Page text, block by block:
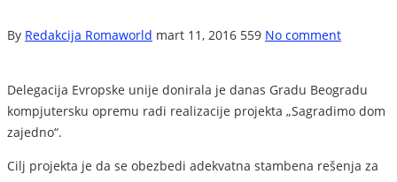
By Redakcija Romaworld mart 11, 2016 559 No comment
Delegacija Evropske unije donirala je danas Gradu Beogradu
kompjutersku opremu radi realizacije projekta „Sagradimo dom
zajedno“.
Cilj projekta je da se obezbedi adekvatna stambena rešenja za